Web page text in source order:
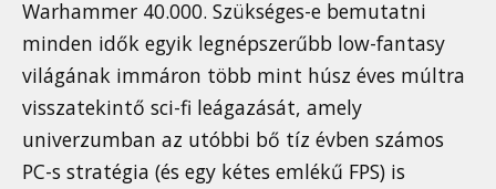
Warhammer 40.000. Szükséges-e bemutatni
minden idők egyik legnépszerűbb low-fantasy
világának immáron több mint húsz éves múltra
visszatekintő sci-fi leágazását, amely
univerzumban az utóbbi bő tíz évben számos
PC-s stratégia (és egy kétes emlékű FPS) is